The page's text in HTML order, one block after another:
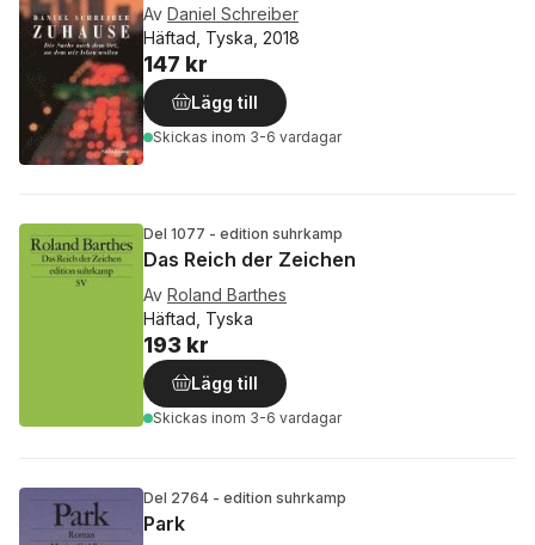
Av Daniel Schreiber
Häftad, Tyska, 2018
147 kr
Lägg till
Skickas inom 3-6 vardagar
Del 1077 - edition suhrkamp
Das Reich der Zeichen
Av Roland Barthes
Häftad, Tyska
193 kr
Lägg till
Skickas inom 3-6 vardagar
Del 2764 - edition suhrkamp
Park